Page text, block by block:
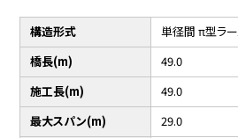
構造形式
単径間 π型ラ
橋長(m)
49.0
施工長(m)
49.0
最大スパン(m)
29.0